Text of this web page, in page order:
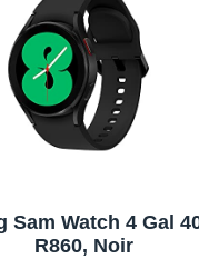
Sam Watch 4 Gal
R860, Noir